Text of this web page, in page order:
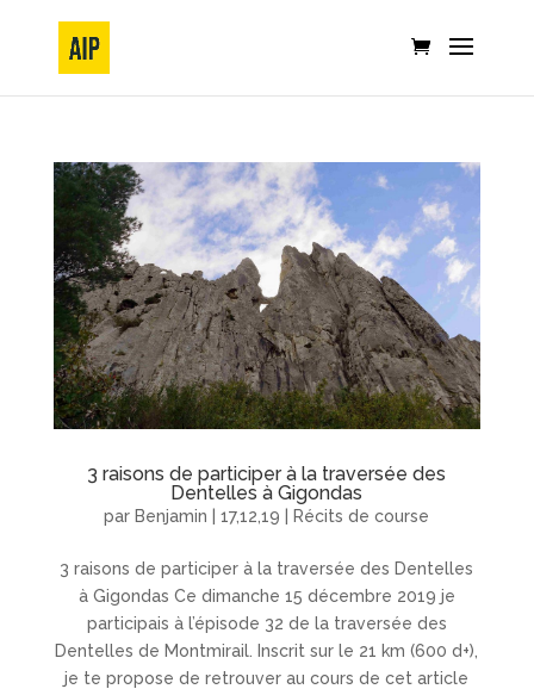
3 raisons de participer à la traversée des
Dentelles à Gigondas
par Benjamin |17,12,19 Récits de course
3 raisons de participer à la traversée des Dentelles
à Gigondas Ce dimanche 15 décembre 2019 je
participais à l’épisode 32 de la traversée des
Dentelles de Montmirail. Inscrit sur le 21 km (600 d+),
je te propose de retrouver au cours de cet article